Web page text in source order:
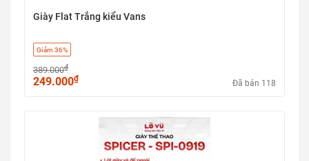
Giày Flat Trắng kiểu Vans
Giảm 36%
389.000₫
249.000₫ Đã bán 118